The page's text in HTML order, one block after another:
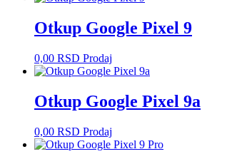
Otkup Google Pixel 9
0,00 RSD Prodaj
Otkup Google Pixel 9a
0,00 RSD Prodaj